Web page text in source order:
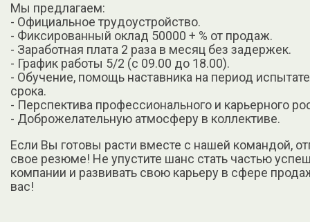
Мы предлагаем:
- Официальное трудоустройство.
- Фиксированный оклад 50000 + % от продаж.
- Заработная плата 2 раза в месяц без задержек.
- График работы 5/2 (с 09.00 до 18.00).
- Обучение, помощь наставника на период
срока.
- Перспектива профессионального и карьерного
- Доброжелательную атмосферу в коллективе.
Если Вы готовы расти вместе с нашей командой,
свое резюме! Не упустите шанс стать частью
компании и развивать свою карьеру в сфере
вас!